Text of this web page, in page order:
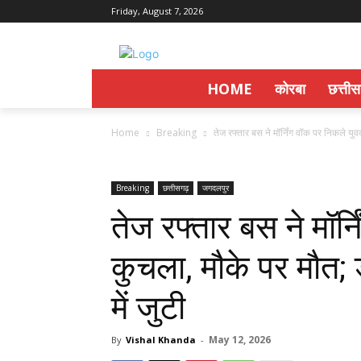
Friday, August 7, 2026
HOME कोरबा
Home Breaking तेज रफ्तार बस ने मॉर्निंग वॉक पर निकले
Breaking छत्तीसगढ़ जगदलपुर
तेज रफ्तार बस ने
कुचला, मौके पर मौत;
में जुटी
By Vishal Khanda - May 12, 2026